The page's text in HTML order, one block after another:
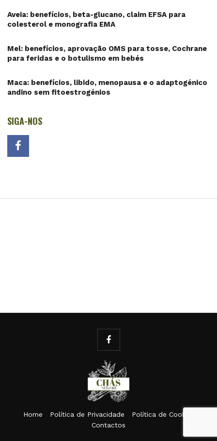
Aveia: benefícios, beta-glucano, claim EFSA para
colesterol e monografia EMA
Mel: benefícios, aprovação OMS para tosse, Cochrane
para feridas e o botulismo em bebés
Maca: benefícios, libido, menopausa e o adaptogénico
andino sem fitoestrogénios
SIGA-NOS
Home Política de Privacidade
Política de Cookies
Contactos